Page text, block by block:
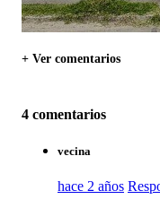
+ Ver comentarios
4 comentarios
vecina
hace 2 años